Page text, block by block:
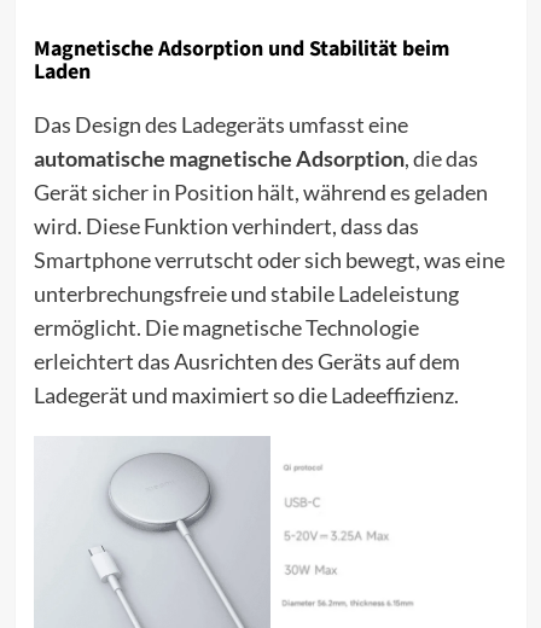
Magnetische Adsorption und Stabilität beim
Laden
Das Design des Ladegeräts umfasst eine
automatische magnetische Adsorption, die das
Gerät sicher in Position hält, während es geladen
wird. Diese Funktion verhindert, dass das
Smartphone verrutscht oder sich bewegt, was eine
unterbrechungsfreie und stabile Ladeleistung
ermöglicht. Die magnetische Technologie
erleichtert das Ausrichten des Geräts auf dem
Ladegerät und maximiert so die Ladeeffizienz.